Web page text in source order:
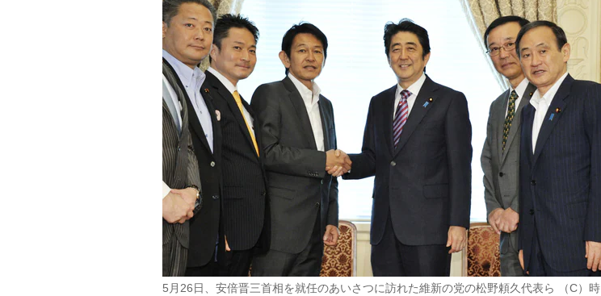
5月26日、安倍晋三首相を就任のあいさつに訪れた維新の党の松野頼久代表ら （C）時